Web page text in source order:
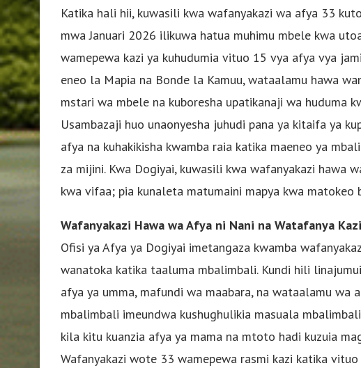
Katika hali hii, kuwasili kwa wafanyakazi wa afya 33
mwa Januari 2026 ilikuwa hatua muhimu mbele kwa
wamepewa kazi ya kuhudumia vituo 15 vya afya vya
eneo la Mapia na Bonde la Kamuu, wataalamu hawa
mstari wa mbele na kuboresha upatikanaji wa huduma
Usambazaji huo unaonyesha juhudi pana ya kitaifa ya
afya na kuhakikisha kwamba raia katika maeneo ya
za mijini. Kwa Dogiyai, kuwasili kwa wafanyakazi hawa
kwa vifaa; pia kunaleta matumaini mapya kwa matokeo
Wafanyakazi Hawa wa Afya ni Nani na Watafanya
Ofisi ya Afya ya Dogiyai imetangaza kwamba
wanatoka katika taaluma mbalimbali. Kundi hili
afya ya umma, mafundi wa maabara, na wataalamu wa
mbalimbali imeundwa kushughulikia masuala
kila kitu kuanzia afya ya mama na mtoto hadi kuzuia
Wafanyakazi wote 33 wamepewa rasmi kazi katika